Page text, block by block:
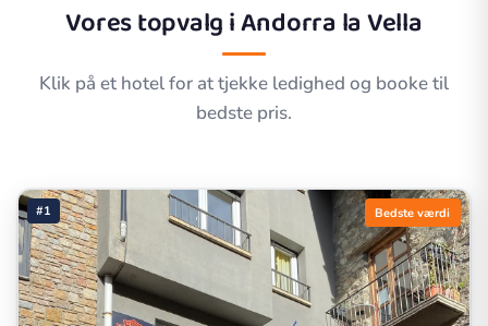
Vores topvalg iAndorra la Vella
Klik på et hotel for at tjekke ledighed og booke til
bedste pris.
#1 Bedste værdi